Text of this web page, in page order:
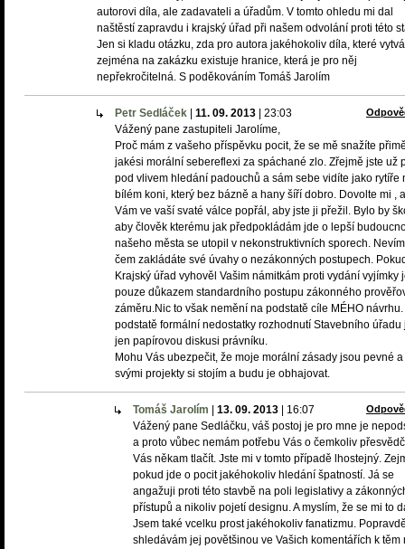
autorovi díla, ale zadavateli a úřadům. V tomto ohledu mi dal
naštěstí zapravdu i krajský úřad při našem odvolání proti této
Jen si kladu otázku, zda pro autora jakéhokoliv díla, které
zejména na zakázku existuje hranice, která je pro něj
nepřekročitelná. S poděkováním Tomáš Jarolím
Petr Sedláček 11. 09. 2013 23:03
Vážený pane zastupiteli Jarolíme,
Proč mám z vašeho příspěvku pocit, že se mě snažíte
jakési morální sebereflexi za spáchané zlo. Zřejmě jste už
pod vlivem hledání padouchů a sám sebe vidíte jako rytíře
bílém koni, který bez bázně a hany šíří dobro. Dovolte mi ,
Vám ve vaší svaté válce popřál, aby jste ji přežil. Bylo by
aby člověk kterému jak předpokládám jde o lepší
našeho města se utopil v nekonstruktivních sporech.
čem zakládáte své úvahy o nezákonných postupech.
Krajský úřad vyhověl Vašim námitkám proti vydání vyjímky
pouze důkazem standardního postupu zákonného
záměru.Nic to však nemění na podstatě cíle MÉHO návrhu.
podstatě formální nedostatky rozhodnutí Stavebního úřadu
jen papírovou diskusi právníku.
Mohu Vás ubezpečit, že moje morální zásady jsou pevné
svými projekty si stojím a budu je obhajovat.
Tomáš Jarolím 13. 09. 2013 16:07
Vážený pane Sedláčku, váš postoj je pro mne je
a proto vůbec nemám potřebu Vás o čemkoliv
Vás někam tlačít. Jste mi v tomto případě lhostejný.
pokud jde o pocit jakéhokoliv hledání špatností. Já se
angažuji proti této stavbě na poli legislativy a
přístupů a nikoliv pojetí designu. A myslím, že se mi to
Jsem také vcelku prost jakéhokoliv fanatizmu.
shledávám jej povětšinou ve Vašich komentářích k těm